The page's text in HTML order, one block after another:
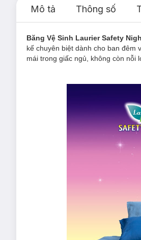
Mô tả Thông số
Băng Vệ Sinh Laurier Safety
kế chuyên biệt dành cho ban đêm
mái trong giấc ngủ, không còn nỗi